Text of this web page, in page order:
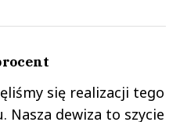
się realizacji tego
Nasza dewiza to szycie